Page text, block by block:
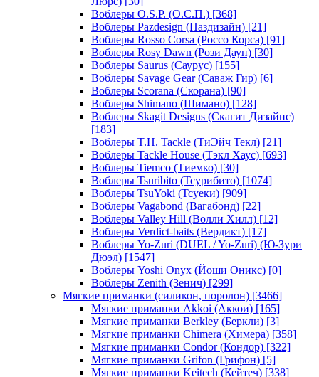
Воблеры O.S.P. (О.С.П.) [368]
Воблеры Pazdesign (Паздизайн) [21]
Воблеры Rosso Corsa (Россо Корса) [91]
Воблеры Rosy Dawn (Рози Даун) [30]
Воблеры Saurus (Саурус) [155]
Воблеры Savage Gear (Саваж Гир) [6]
Воблеры Scorana (Скорана) [90]
Воблеры Shimano (Шимано) [128]
Воблеры Skagit Designs (Скагит Дизайнс)
[183]
Воблеры T.H. Tackle (ТиЭйч Текл) [21]
Воблеры Tackle House (Тэкл Хаус) [693]
Воблеры Tiemco (Тиемко) [30]
Воблеры Tsuribito (Тсурибито) [1074]
Воблеры TsuYoki (Тсуеки) [909]
Воблеры Vagabond (Вагабонд) [22]
Воблеры Valley Hill (Волли Хилл) [12]
Воблеры Verdict-baits (Вердикт) [17]
Воблеры Yo-Zuri (DUEL / Yo-Zuri) (Ю-Зури
Дюэл) [1547]
Воблеры Yoshi Onyx (Йоши Оникс) [0]
Воблеры Zenith (Зенич) [299]
Мягкие приманки (силикон, поролон) [3466]
Мягкие приманки Akkoi (Аккои) [165]
Мягкие приманки Berkley (Беркли) [3]
Мягкие приманки Chimera (Химера) [358]
Мягкие приманки Condor (Кондор) [322]
Мягкие приманки Grifon (Грифон) [5]
Мягкие приманки Keitech (Кейтеч) [338]